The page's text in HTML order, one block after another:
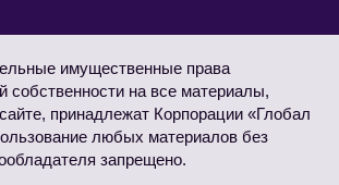
имущественные права
собственности на все материалы,
принадлежат Корпорации «Глобал
любых материалов без
запрещено.